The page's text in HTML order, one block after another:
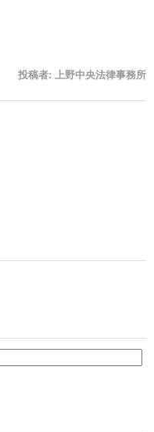
投稿者: 上野中央法律事務所